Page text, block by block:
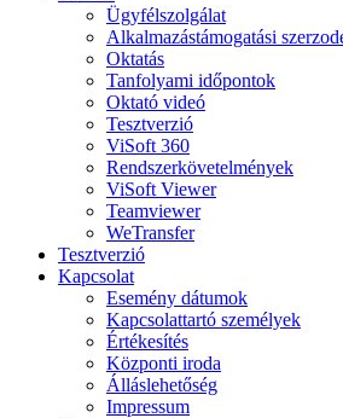
Ügyfélszolgálat
Alkalmazástámogatási
Oktatás
Tanfolyami időpontok
Oktató videó
Tesztverzió
ViSoft 360
Rendszerkövetelmények
ViSoft Viewer
Teamviewer
WeTransfer
Tesztverzió
Kapcsolat
Esemény dátumok
Kapcsolattartó személyek
Értékesítés
Központi iroda
Álláslehetőség
Impressum